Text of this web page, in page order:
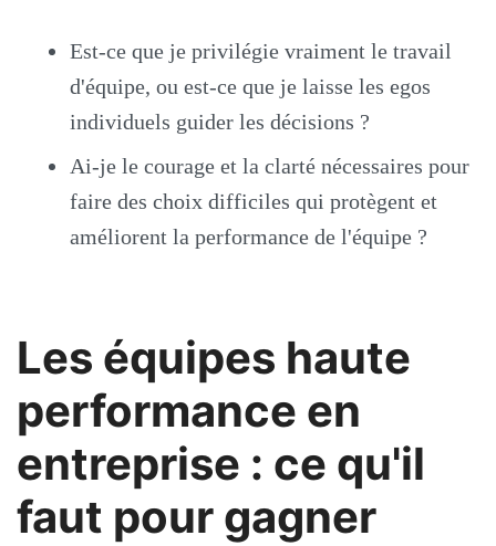
Est-ce que je privilégie vraiment le travail
d'équipe, ou est-ce que je laisse les egos
individuels guider les décisions ?
Ai-je le courage et la clarté nécessaires pour
faire des choix difficiles qui protègent et
améliorent la performance de l'équipe ?
Les équipes haute
performance en
entreprise : ce qu'il
faut pour gagner